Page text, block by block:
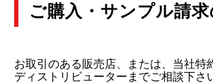
ご購入・サンプル請
お取引のある販売店、または、当社特
ディストリビューターまでご相談下さ